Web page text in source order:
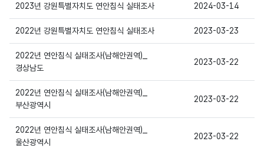
2023년 강원특별자치도 연안침식 실태조사상세보기 2024-03-14
2022년 강원특별자치도 연안침식 실태조사상세보기 2023-03-23
2022년 연안침식 실태조사(남해안권역)_
경상남도
2023-03-22
2022년 연안침식 실태조사(남해안권역)_
부산광역시
2023-03-22
2022년 연안침식 실태조사(남해안권역)_
울산광역시
2023-03-22